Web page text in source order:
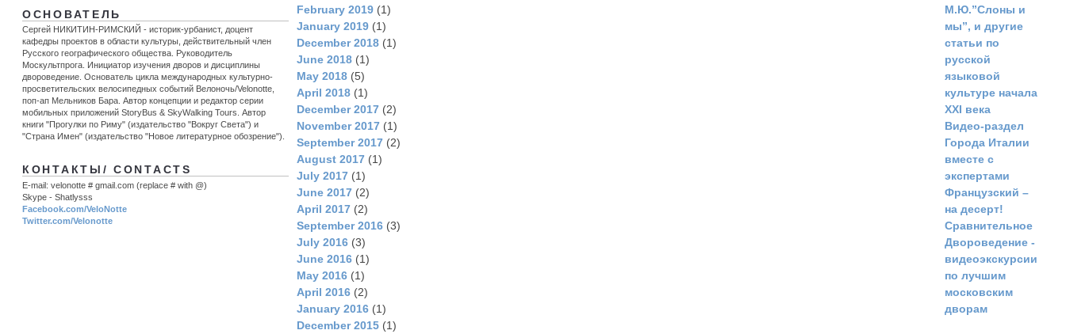
ОСНОВАТЕЛЬ
Сергей НИКИТИН-РИМСКИЙ - историк-урбанист, доцент
кафедры проектов в области культуры, действительный член
Русского географического общества. Руководитель
Москультпрога. Инициатор изучения дворов и дисциплины
двороведение. Основатель цикла международных культурно-
просветительских велосипедных событий Велоночь/Velonotte,
поп-ап Мельников Бара. Автор концепции и редактор серии
мобильных приложений StoryBus & SkyWalking Tours. Автор
книги "Прогулки по Риму" (издательство "Вокруг Света") и
"Страна Имен" (издательство "Новое литературное обозрение").
КОНТАКТЫ/ CONTACTS
E-mail: velonotte # gmail.com (replace # with @)
Skype - Shatlysss
Facebook.com/VeloNotte
Twitter.com/Velonotte
М.Ю.”Слоны и
мы”, и другие
статьи по
русской
языковой
культуре начала
ХХI века
Видео-раздел
Города Италии
вместе с
экспертами
Французский –
на десерт!
Сравнительное
Двороведение -
видеоэкскурсии
по лучшим
московским
дворам
February 2019 (1)
January 2019 (1)
December 2018 (1)
June 2018 (1)
May 2018 (5)
April 2018 (1)
December 2017 (2)
November 2017 (1)
September 2017 (2)
August 2017 (1)
July 2017 (1)
June 2017 (2)
April 2017 (2)
September 2016 (3)
July 2016 (3)
June 2016 (1)
May 2016 (1)
April 2016 (2)
January 2016 (1)
December 2015 (1)